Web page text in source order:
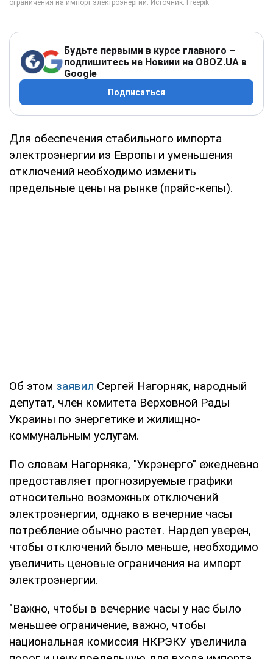
Будьте первыми в курсе главного –
подпишитесь на Новини на OBOZ.UA в
Google
Подписаться
Для обеспечения стабильного импорта
электроэнергии из Европы и уменьшения
отключений необходимо изменить
предельные цены на рынке (прайс-кепы).
Об этом заявил Сергей Нагорняк, народный
депутат, член комитета Верховной Рады
Украины по энергетике и жилищно-
коммунальным услугам.
По словам Нагорняка, "Укрэнерго" ежедневно
предоставляет прогнозируемые графики
относительно возможных отключений
электроэнергии, однако в вечерние часы
потребление обычно растет. Нардеп уверен,
чтобы отключений было меньше, необходимо
увеличить ценовые ограничения на импорт
электроэнергии.
"Важно, чтобы в вечерние часы у нас было
меньшее ограничение, важно, чтобы
национальная комиссия НКРЭКУ увеличила